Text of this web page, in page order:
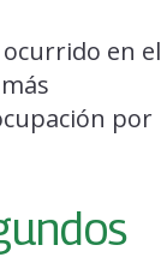
en el
por